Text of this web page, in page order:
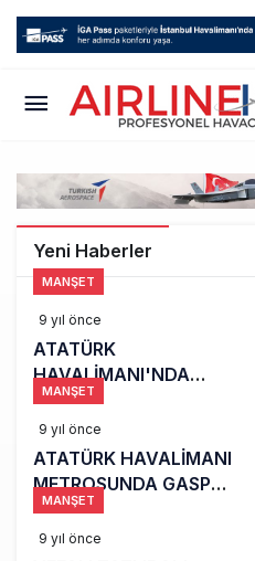
Yeni Haberler
MANŞET
9 yıl önce
ATATÜRK
HAVALİMANI'NDA
TRAJEDİ YAŞANDI
MANŞET
9 yıl önce
ATATÜRK HAVALİMANI
METROSUNDA GASP
DEHŞETİ
MANŞET
9 yıl önce